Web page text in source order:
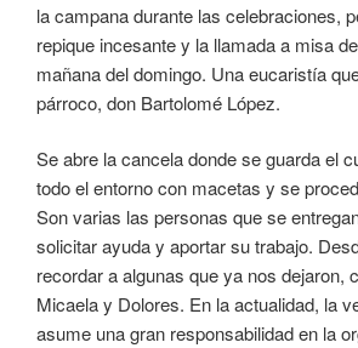
la campana durante las celebraciones,
repique incesante y la llamada a misa
mañana del domingo. Una eucaristía
párroco, don Bartolomé López.
Se abre la cancela donde se guarda el
todo el entorno con macetas y se
Son varias las personas que se
solicitar ayuda y aportar su trabajo.
recordar a algunas que ya nos dejaron,
Micaela y Dolores. En la actualidad, la
asume una gran responsabilidad en la